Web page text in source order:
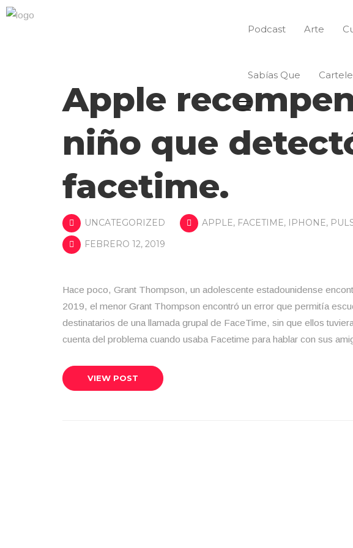
Podcast Arte
Sabías Que
Apple
niño que
facetime.
UNCATEGORIZED APPLE, FACETIME, IPHONE,
FEBRERO 12, 2019
Hace poco, Grant Thompson, un adolescente estadounidense
2019, el menor Grant Thompson encontró un error que permitía
destinatarios de una llamada grupal de FaceTime, sin que ellos
cuenta del problema cuando usaba Facetime para hablar con sus
VIEW POST